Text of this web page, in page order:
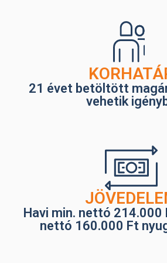
21 évet betöltött
vehetik
Havi min. nettó 214.000
nettó 160.000 Ft